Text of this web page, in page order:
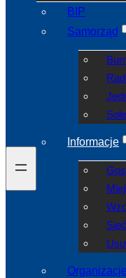
BIP
Samorząd
Informacje
Organizacje